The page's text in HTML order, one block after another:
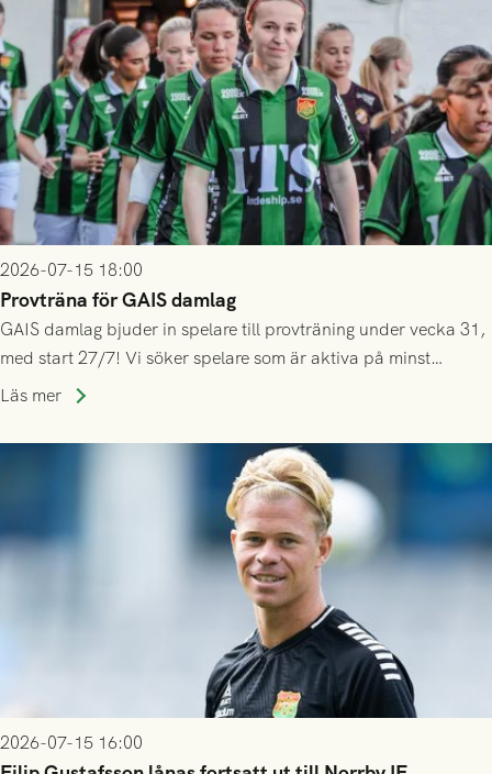
2026-07-15 18:00
Provträna för GAIS damlag
GAIS damlag bjuder in spelare till provträning under vecka 31,
med start 27/7! Vi söker spelare som är aktiva på minst
division 3-nivå.
Läs mer
2026-07-15 16:00